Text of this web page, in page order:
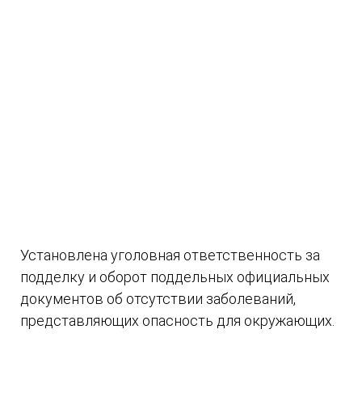
Установлена уголовная ответственность за
подделку и оборот поддельных официальных
документов об отсутствии заболеваний,
представляющих опасность для окружающих.